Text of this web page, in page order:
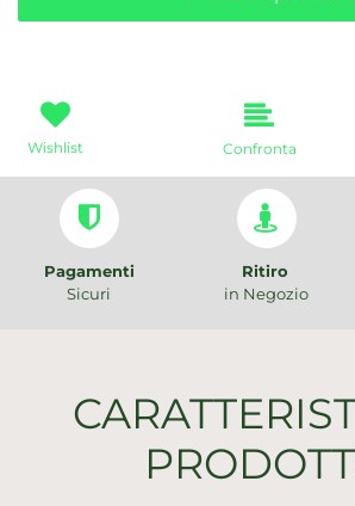
Wishlist Confronta
Pagamenti
Sicuri
Ritiro
in Negozio